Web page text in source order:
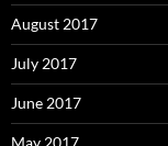
August 2017
July 2017
June 2017